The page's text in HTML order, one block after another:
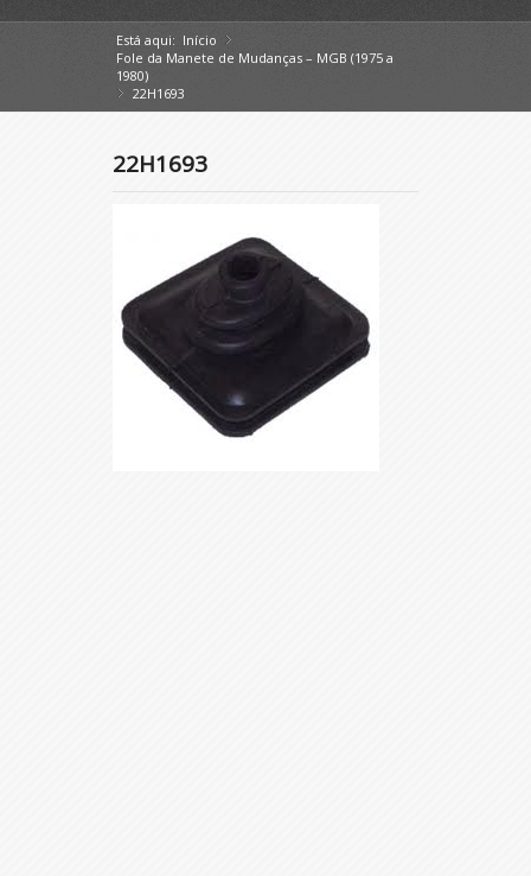
Está aqui: Início
Fole da Manete de Mudanças – MGB (1975 a
1980)
»
22H1693
22H1693